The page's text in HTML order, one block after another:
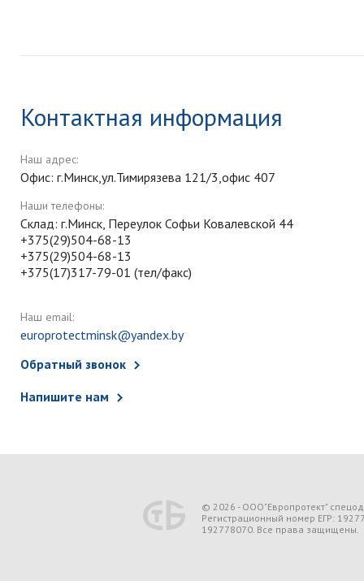
Контактная информация
Наш адрес:
Офис: г.Минск,ул.Тимирязева 121/3,офис 407
Наши телефоны:
Склад: г.Минск, Переулок Софьи Ковалевской 44
+375(29)504-68-13
+375(29)504-68-13
+375(17)317-79-01 (тел/факс)
Наш email:
europrotectminsk@yandex.by
Обратный звонок
Напишите нам
© 2026 - ООО"Европротект"
Регистрационный номер ЕГР:
192778070. Все права защищены.